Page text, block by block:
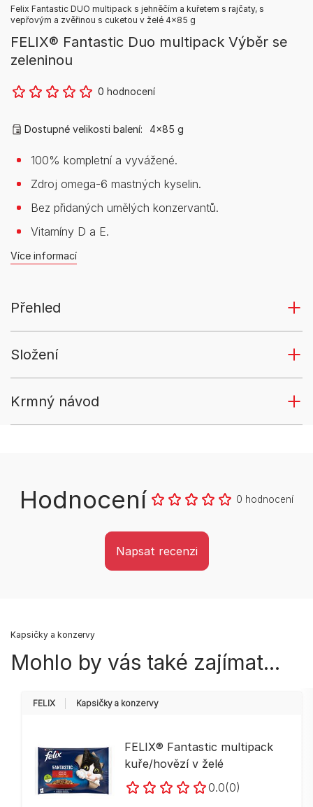
Felix Fantastic DUO multipack s jehněčím a kuřetem s rajčaty, s
vepřovým a zvěřinou s cuketou v želé 4x85 g
FELIX® Fantastic Duo multipack Výběr se
zeleninou
0 hodnocení
Dostupné velikosti balení: 4x85 g
100% kompletní a vyvážené.
Zdroj omega-6 mastných kyselin.
Bez přidaných umělých konzervantů.
Vitamíny D a E.
Více informací
Přehled
Složení
Krmný návod
Hodnocení 0 hodnocení
Napsat recenzi
Kapsičky a konzervy
Mohlo by vás také zajímat...
FELIX Kapsičky a konzervy
FELIX® Fantastic multipack
kuře/hovězí v želé
0.0(0)